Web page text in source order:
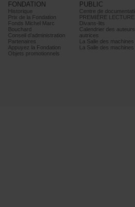
FONDATION
Historique
PrixdelaFondation
FondsMichelMarc
Bouchard
Conseild’administration
Partenaires
AppuyezlaFondation
Objetspromotionnels
PUBLIC
PREMIÈRELECTURE
Divans-lits
autrices